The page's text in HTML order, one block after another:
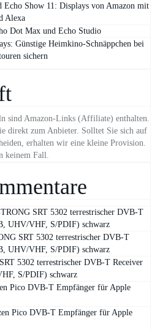
Echo Show 11: Displays von Amazon mit
Alexa
Dot Max und Echo Studio
Günstige Heimkino-Schnäppchen bei
sichern
sind Amazon-Links (Affiliate) enthalten.
direkt zum Anbieter. Solltet Sie sich auf
erhalten wir eine kleine Provision.
keinem Fall.
SRT 5302 terrestrischer DVB-T
UHV/VHF, S/PDIF) schwarz
SRT 5302 terrestrischer DVB-T
UHV/VHF, S/PDIF) schwarz
5302 terrestrischer DVB-T Receiver
S/PDIF) schwarz
Pico DVB-T Empfänger für Apple
Pico DVB-T Empfänger für Apple